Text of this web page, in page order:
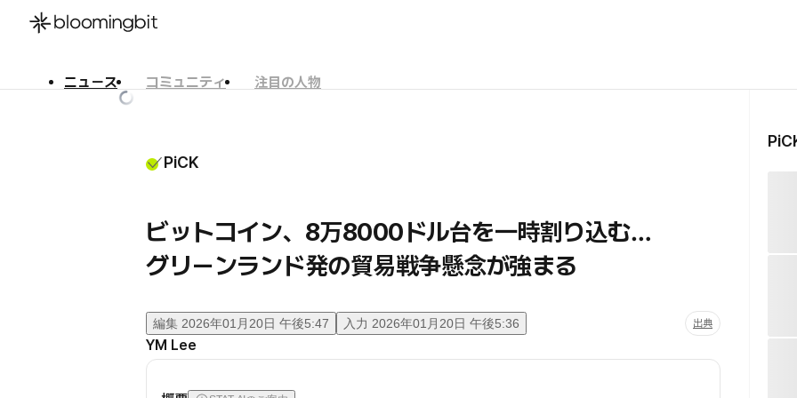
ニュース コミュニティ
注目の人物
PiCK
ビットコイン、8万8000ドル台を一時割り込む…
グリーンランド発の貿易戦争懸念が強まる
編集 2026年01月20日 午後5:47 入力 2026年01月20日 午後5:36 出典
YM Lee